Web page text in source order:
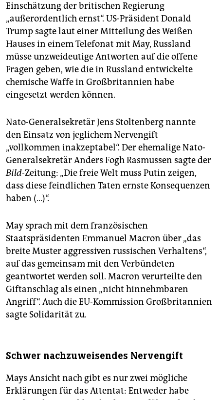
Einschätzung der britischen Regierung
„außerordentlich ernst“. US-Präsident Donald
Trump sagte laut einer Mitteilung des Weißen
Hauses in einem Telefonat mit May, Russland
müsse unzweideutige Antworten auf die offene
Fragen geben, wie die in Russland entwickelte
chemische Waffe in Großbritannien habe
eingesetzt werden können.
Nato-Generalsekretär Jens Stoltenberg nannte
den Einsatz von jeglichem Nervengift
„vollkommen inakzeptabel“. Der ehemalige Nato-
Generalsekretär Anders Fogh Rasmussen sagte der
Bild-Zeitung: „Die freie Welt muss Putin zeigen,
dass diese feindlichen Taten ernste Konsequenzen
haben (…)“.
May sprach mit dem französischen
Staatspräsidenten Emmanuel Macron über „das
breite Muster aggressiven russischen Verhaltens“,
auf das gemeinsam mit den Verbündeten
geantwortet werden soll. Macron verurteilte den
Giftanschlag als einen „nicht hinnehmbaren
Angriff“. Auch die EU-Kommission Großbritannien
sagte Solidarität zu.
Schwer nachzuweisendes Nervengift
Mays Ansicht nach gibt es nur zwei mögliche
Erklärungen für das Attentat: Entweder habe